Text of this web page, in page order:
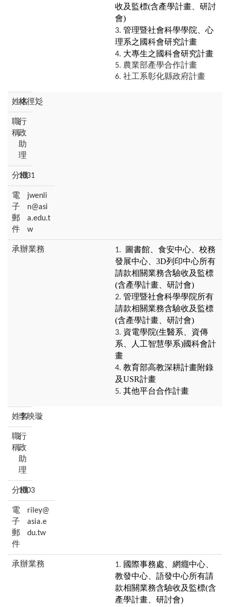
收及監標(含產學計畫、研討
會)
管理暨社會科學學院、心
理系之國科會研究計畫
大專生之國科會研究計畫
農業部產學合作計畫
社工系彰化縣政府計畫
林徑彣
行
政
助
理
1031
jwenli
n@asi
a.edu.t
w
圖書館、食安中心、校務
發展中心、3D列印中心所有
請款相關業務含驗收及監標
(含產學計畫、研討會)
管理暨社會科學學院所有
請款相關業務含驗收及監標
(含產學計畫、研討會)
資電學院(生醫系、資傳
系、人工智慧學系)國科會計
畫
教育部高教深耕計畫附錄
及USR計畫
其他平台合作計畫
李映璇
行
政
助
理
1003
riley@
asia.e
du.tw
國際事務處、網癮中心、
教發中心、語發中心所有請
款相關業務含驗收及監標(含
產學計畫、研討會)